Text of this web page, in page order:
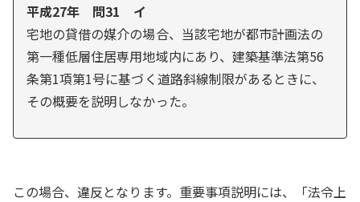
平成27年 問31 イ
宅地の貸借の媒介の場合、当該宅地が都市計画法の
第一種低層住居専用地域内にあり、建築基準法第56
条第1項第1号に基づく道路斜線制限があるときに、
その概要を説明しなかった。
この場合、違反となります。重要事項説明には、「法令上